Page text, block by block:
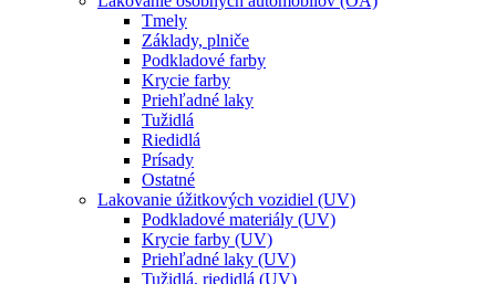
Tmely
Základy, plniče
Podkladové farby
Krycie farby
Priehľadné laky
Tužidlá
Riedidlá
Prísady
Ostatné
Lakovanie úžitkových vozidiel (UV)
Podkladové materiály (UV)
Krycie farby (UV)
Priehľadné laky (UV)
Tužidlá, riedidlá (UV)